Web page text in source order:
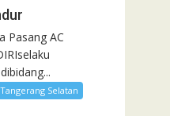
Pasang AC
Selatan